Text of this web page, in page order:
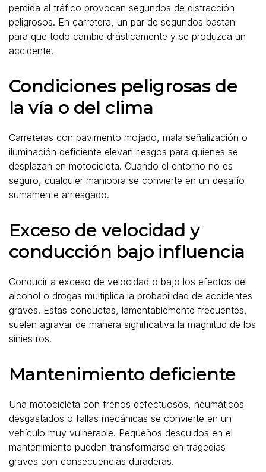
perdida al tráfico provocan segundos de distracción
peligrosos. En carretera, un par de segundos bastan
para que todo cambie drásticamente y se produzca un
accidente.
Condiciones peligrosas de
la vía o del clima
Carreteras con pavimento mojado, mala señalización o
iluminación deficiente elevan riesgos para quienes se
desplazan en motocicleta. Cuando el entorno no es
seguro, cualquier maniobra se convierte en un desafío
sumamente arriesgado.
Exceso de velocidad y
conducción bajo influencia
Conducir a exceso de velocidad o bajo los efectos del
alcohol o drogas multiplica la probabilidad de accidentes
graves. Estas conductas, lamentablemente frecuentes,
suelen agravar de manera significativa la magnitud de los
siniestros.
Mantenimiento deficiente
Una motocicleta con frenos defectuosos, neumáticos
desgastados o fallas mecánicas se convierte en un
vehículo muy vulnerable. Pequeños descuidos en el
mantenimiento pueden transformarse en tragedias
graves con consecuencias duraderas.